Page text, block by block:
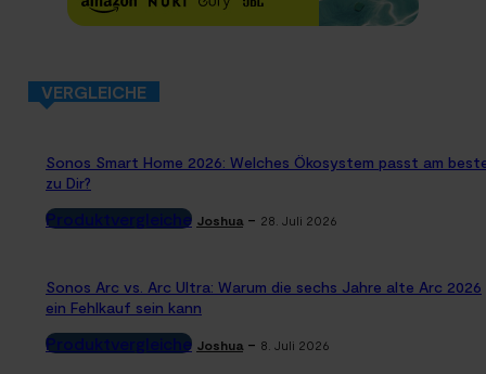
VERGLEICHE
Sonos Smart Home 2026: Welches Ökosystem passt am
zu Dir?
Produktvergleiche Joshua - 28. Juli 2026
Sonos Arc vs. Arc Ultra: Warum die sechs Jahre alte Arc 2026
ein Fehlkauf sein kann
Produktvergleiche Joshua - 8. Juli 2026